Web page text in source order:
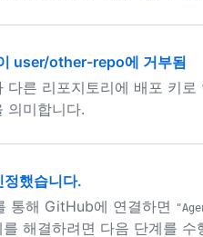
user/other-repo에 거부됨
른 리포지토리에 배포 키
의미합니다.
정했습니다.
통해 GitHub에 연결하면
해결하려면 다음 단계를 수